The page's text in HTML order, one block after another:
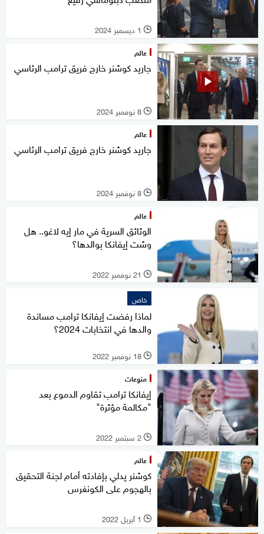
l 1 ديسمبر 2024
عالم
جاريد كوشنر خارج فريق ترامب الرئاسي
l 8 نوفمبر 2024
عالم
جاريد كوشنر خارج فريق ترامب الرئاسي
l 8 نوفمبر 2024
عالم
الوثائق السرية في مار إيه لاغو.. هل
وشت إيفانكا بوالدها؟
l 21 نوفمبر 2022
خاص
لماذا رفضت إيفانكا ترامب مساندة
والدها في انتخابات 2024؟
l 18 نوفمبر 2022
منوعات
إيفانكا ترامب تقاوم الدموع بعد
"مكالمة مؤثرة"
l 2 سبتمبر 2022
عالم
كوشنر يدلي بإفادته أمام لجنة التحقيق
بالهجوم على الكونغرس
l 1 أبريل 2022